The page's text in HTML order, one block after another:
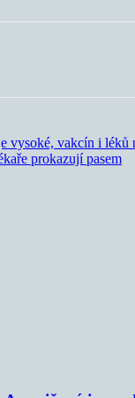
vysoké, vakcín i léků
prokazují pasem